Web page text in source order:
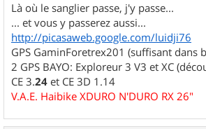
Là où le sanglier passe, j'y passe...
... et vous y passerez aussi...
http://picasaweb.google.com/luidji76
GPS GaminForetrex201 (suffisant dans
2 GPS BAYO: Exploreur 3 V3 et XC
CE 3.24 et CE 3D 1.14
V.A.E. Haibike XDURO N'DURO RX 26"